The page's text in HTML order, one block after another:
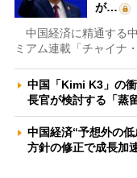
が…
中国経済に精通する
ミアム連載「チャイナ
中国「Kimi K3」の
長官が検討する「蒸
中国経済“予想外の
方針の修正で成長加